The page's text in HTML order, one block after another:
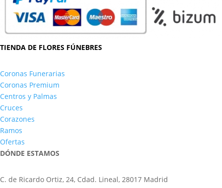
TIENDA DE FLORES FÚNEBRES
Coronas Funerarias
Coronas Premium
Centros y Palmas
Cruces
Corazones
Ramos
Ofertas
DÓNDE ESTAMOS
C. de Ricardo Ortiz, 24, Cdad. Lineal, 28017 Madrid